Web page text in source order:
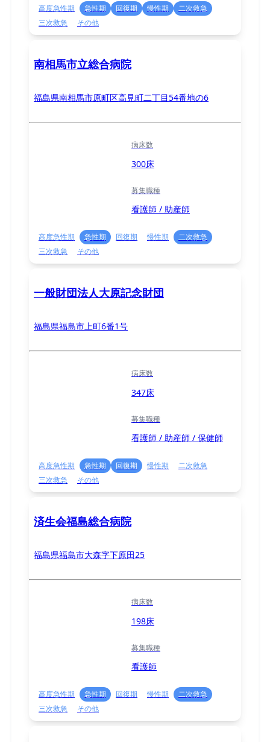
高度急性期 急性期 回復期 慢性期
二次救急
三次救急
その他
南相馬市立総合病院
福島県南相馬市原町区高見町二丁目54番地の6
病床数
300床
募集職種
看護師 / 助産師
高度急性期 急性期 回復期 慢性期
二次救急
三次救急
その他
一般財団法人大原記念財団
福島県福島市上町6番1号
病床数
347床
募集職種
看護師 / 助産師 / 保健師
高度急性期 急性期 回復期 慢性期
二次救急
三次救急
その他
済生会福島総合病院
福島県福島市大森字下原田25
病床数
198床
募集職種
看護師
高度急性期 急性期 回復期 慢性期
二次救急
三次救急
その他